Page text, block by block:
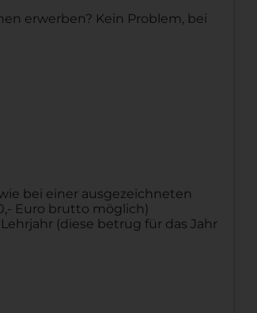
erwerben? Kein Problem, bei
bei einer ausgezeichneten
Euro brutto möglich)
(diese betrug für das Jahr